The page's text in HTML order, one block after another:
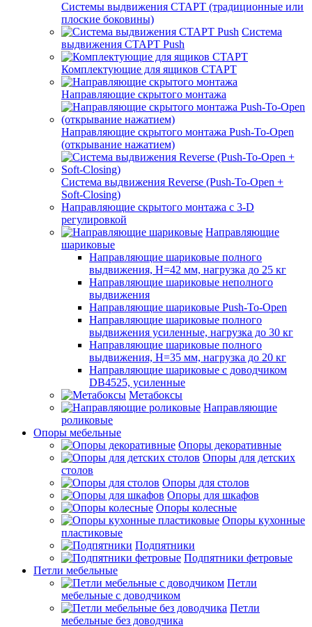
Системы выдвижения СТАРТ (традиционные или
плоские боковины)
Система
выдвижения СТАРТ Push
Комплектующие для ящиков СТАРТ
Направляющие скрытого монтажа
Направляющие скрытого монтажа Push-To-Open
(открывание нажатием)
Система выдвижения Reverse (Push-To-Open +
Soft-Closing)
Направляющие скрытого монтажа с 3-D
регулировкой
Направляющие
шариковые
Направляющие шариковые полного
выдвижения, H=42 мм, нагрузка до 25 кг
Направляющие шариковые неполного
выдвижения
Направляющие шариковые Push-To-Open
Направляющие шариковые полного
выдвижения усиленные, нагрузка до 30 кг
Направляющие шариковые полного
выдвижения, H=35 мм, нагрузка до 20 кг
Направляющие шариковые с доводчиком
DB4525, усиленные
Метабоксы
Направляющие
роликовые
Опоры мебельные
Опоры декоративные
Опоры для детских
столов
Опоры для столов
Опоры для шкафов
Опоры колесные
Опоры кухонные
пластиковые
Подпятники
Подпятники фетровые
Петли мебельные
Петли
мебельные с доводчиком
Петли
мебельные без доводчика